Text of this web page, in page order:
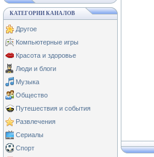
КАТЕГОРИИ КАНАЛОВ
Другое
Компьютерные игры
Красота и здоровье
Люди и блоги
Музыка
Общество
Путешествия и события
Развлечения
Сериалы
Спорт